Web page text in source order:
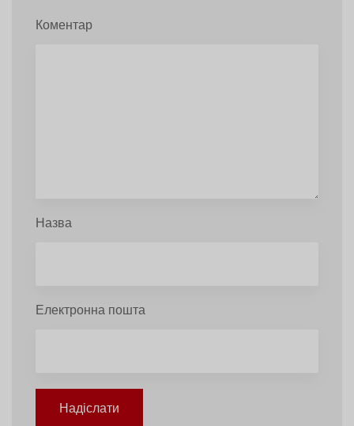
Коментар
Назва
Електронна пошта
Надіслати